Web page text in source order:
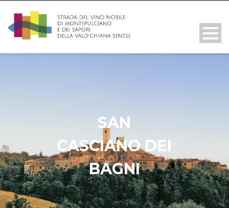
SAN
CASCIANO DEI
BAGNI